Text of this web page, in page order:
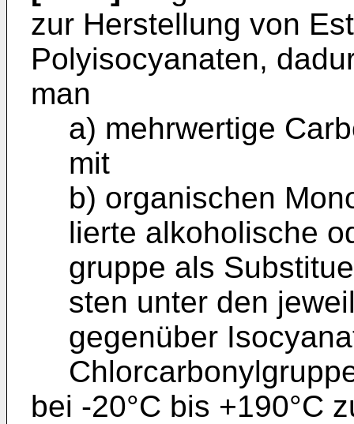
zur Herstel­lung von
Polyisocyanaten,
man
a) mehrwertige
mit
b) organischen
lierte alkoholische
gruppe als
sten unter den
gegenüber
bei -20°C bis +190°C